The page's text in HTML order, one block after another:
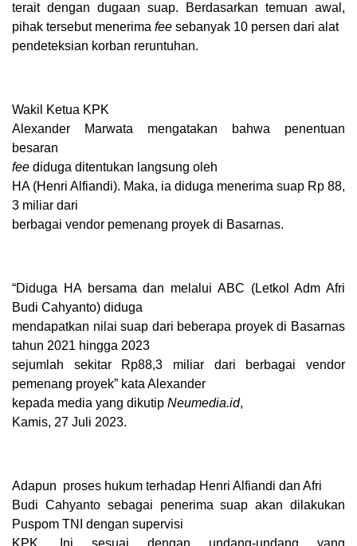
terait dengan dugaan suap. Berdasarkan temuan awal,
pihak tersebut menerima fee sebanyak 10 persen dari alat
pendeteksian korban reruntuhan.
Wakil Ketua KPK
Alexander Marwata mengatakan bahwa penentuan
besaran
fee diduga ditentukan langsung oleh
HA (Henri Alfiandi). Maka, ia diduga menerima suap Rp 88,
3 miliar dari
berbagai vendor pemenang proyek di Basarnas.
“Diduga HA bersama dan melalui ABC (Letkol Adm Afri
Budi Cahyanto) diduga
mendapatkan nilai suap dari beberapa proyek di Basarnas
tahun 2021 hingga 2023
sejumlah sekitar Rp88,3 miliar dari berbagai vendor
pemenang proyek” kata Alexander
kepada media yang dikutip Neumedia.id,
Kamis, 27 Juli 2023.
Adapun proses hukum terhadap Henri Alfiandi dan Afri
Budi Cahyanto sebagai penerima suap akan dilakukan
Puspom TNI dengan supervisi